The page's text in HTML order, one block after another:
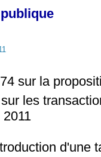
sur la
les
d'une